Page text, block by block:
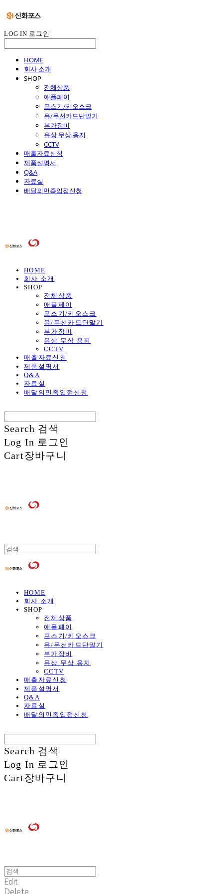
LOG IN 로그인
HOME
회사 소개
SHOP
전체상품
애플페이
포스기/키오스크
유/무선카드단말기
부가장비
유상 무상 용지
CCTV
매출자료신청
제품설명서
Q&A
자료실
배달의민족입점신청
HOME
회사 소개
SHOP
전체상품
애플페이
포스기/키오스크
유/무선카드단말기
부가장비
유상 무상 용지
CCTV
매출자료신청
제품설명서
Q&A
자료실
배달의민족입점신청
Search 검색
Log In 로그인
Cart장바구니
HOME
회사 소개
SHOP
전체상품
애플페이
포스기/키오스크
유/무선카드단말기
부가장비
유상 무상 용지
CCTV
매출자료신청
제품설명서
Q&A
자료실
배달의민족입점신청
Search 검색
Log In 로그인
Cart장바구니
Edit
Delete